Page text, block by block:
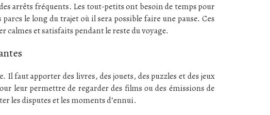
arrêts fréquents. Les tout-petits ont besoin de temps pour
le long du trajet où il sera possible faire une pause. Ces
calmes et satisfaits pendant le reste du voyage.
faut apporter des livres, des jouets, des puzzles et des jeux
leur permettre de regarder des films ou des émissions de
les disputes et les moments d’ennui.